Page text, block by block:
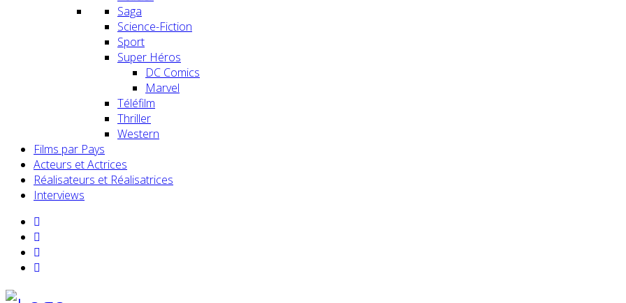
Saga
Science-Fiction
Sport
Super Héros
DC Comics
Marvel
Téléfilm
Thriller
Western
Films par Pays
Acteurs et Actrices
Réalisateurs et Réalisatrices
Interviews